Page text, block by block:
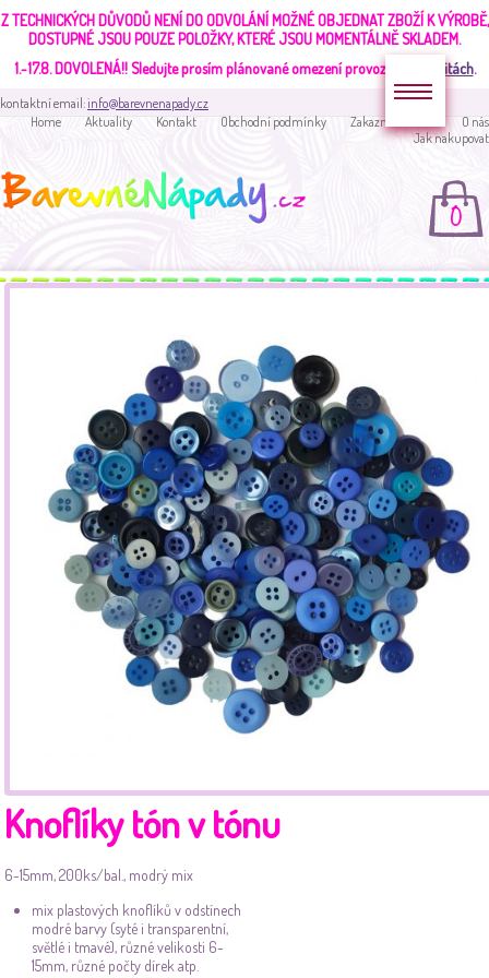
Z TECHNICKÝCH DŮVODŮ NENÍ DO ODVOLÁNÍ MOŽNÉ OBJEDNAT ZBOŽÍ K VÝROBĚ,
DOSTUPNÉ JSOU POUZE POLOŽKY, KTERÉ JSOU MOMENTÁLNĚ SKLADEM.
1.-17.8. DOVOLENÁ!!Sledujte prosím plánované omezení provozu v aktualitách.
kontaktní email:info@barevnenapady.cz
Home
Aktuality Kontakt Obchodní podmínky Zakaznická sekce
O nás
Jak nakupovat
0
Knoflíky tón v tónu
6-15mm, 200ks/bal., modrý mix
mix plastových knoflíků v odstínech
modré barvy (syté i transparentní,
světlé i tmavé), různé velikosti 6-
15mm, různé počty dírek atp.